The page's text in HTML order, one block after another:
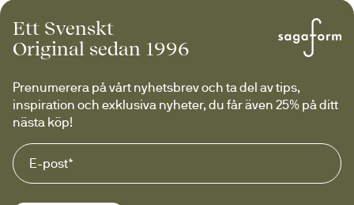
Ett Svenskt
Original sedan 1996
Prenumerera på vårt nyhetsbrev och ta del av tips,
inspiration och exklusiva nyheter, du får även 25% på ditt
nästa köp!